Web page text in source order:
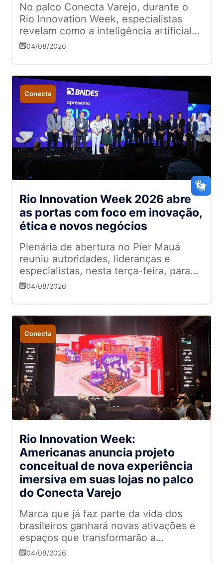
No palco Conecta Varejo, durante o
Rio Innovation Week, especialistas
revelam como a inteligência artificial
transforma o histórico de vendas em
melhores conexões com parceiros e
clientes
04/08/2026
Conecta
Rio Innovation Week 2026 abre
as portas com foco em inovação,
ética e novos negócios
Plenária de abertura no Píer Mauá
reuniu autoridades, lideranças e
especialistas, nesta terça-feira, para
dar o pontapé inicial na maior
da América Latina
04/08/2026
Conecta
Rio Innovation Week:
Americanas anuncia projeto
conceitual de nova experiência
imersiva em suas lojas no palco
do Conecta Varejo
Marca que já faz parte da vida dos
brasileiros ganhará novas ativações e
espaços que transformarão a
experiência do novo consumidor
04/08/2026